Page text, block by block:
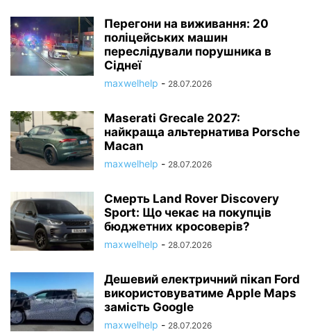
Перегони на виживання: 20
поліцейських машин
переслідували порушника в
Сіднеї
maxwelhelp - 28.07.2026
Maserati Grecale 2027:
найкраща альтернатива Porsche
Macan
maxwelhelp - 28.07.2026
Смерть Land Rover Discovery
Sport: Що чекає на покупців
бюджетних кросоверів?
maxwelhelp - 28.07.2026
Дешевий електричний пікап Ford
використовуватиме Apple Maps
замість Google
maxwelhelp - 28.07.2026